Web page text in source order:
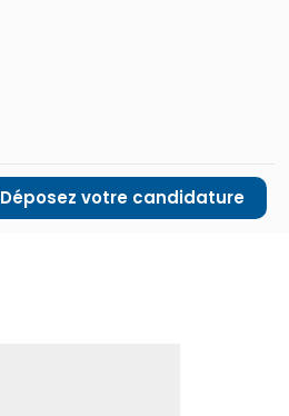
Déposez votre candidature